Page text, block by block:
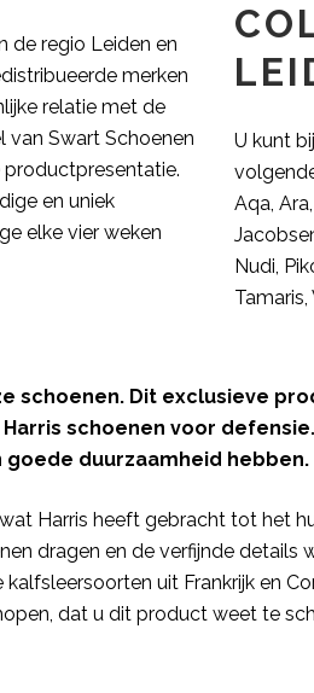
de regio Leiden en
merken
relatie met de
van Swart Schoenen
en uniek
elke vier weken
U kunt
Aqa,
Nudi,
schoenen. Dit exclusieve
schoenen voor
duurzaamheid hebben.
Harris heeft gebracht tot het
dragen en de verfijnde
uit Frankrijk en
dat u dit product weet te